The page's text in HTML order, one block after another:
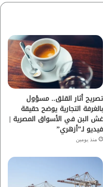
ي
و
ب
ت
ق
ر
ا
م
تصريح أثار القلق.. مسؤول
بالغرفة التجارية يوضح حقيقة
غش البن في الأسواق المصرية |
فيديو لـ”أزهري”
منذ يومين